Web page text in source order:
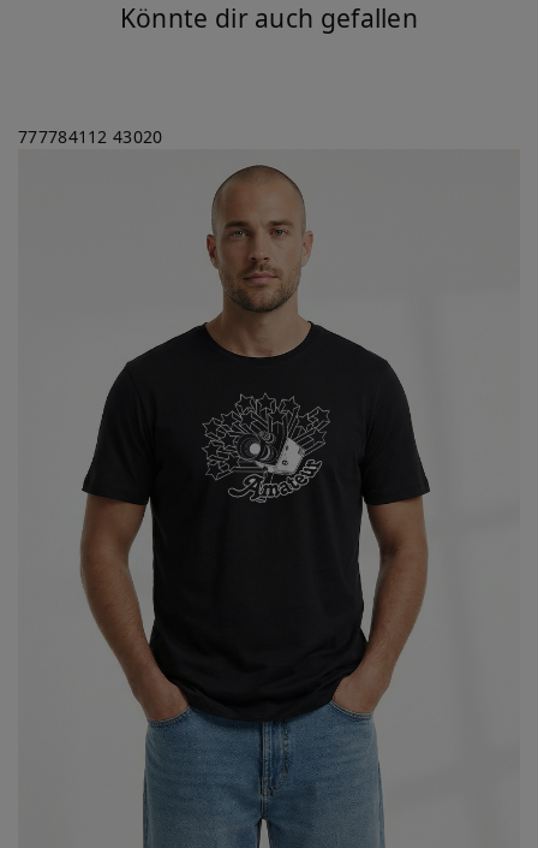
Könnte dir auch gefallen
777784112 43020